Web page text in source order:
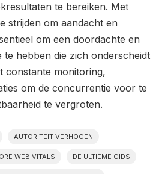
te bereiken. Met
strijden om aandacht en
om een doordachte en
te hebben die zich onderscheidt
constante monitoring,
om de concurrentie voor te
te vergroten.
AUTORITEIT VERHOGEN
WEB VITALS DE ULTIEME GIDS